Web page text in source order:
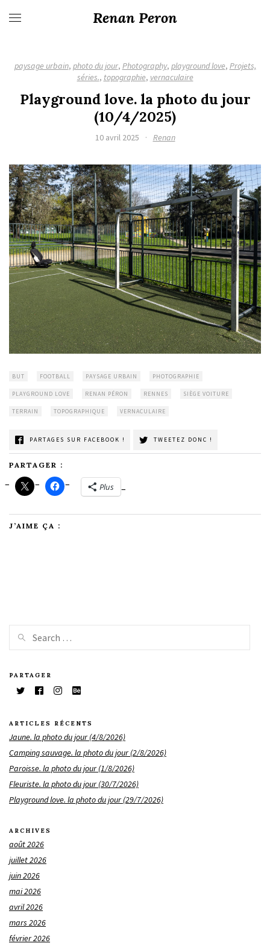
Renan Peron
paysage urbain, photo du jour, Photography, playground love, Projets,
séries., topographie, vernaculaire
Playground love. la photo du jour
(10/4/2025)
10 avril 2025 · Renan
BUT FOOTBALL PAYSAGE URBAIN PHOTOGRAPHIE
PLAYGROUND LOVE RENAN PÉRON RENNES SIÈGE VOITURE
TERRAIN TOPOGRAPHIQUE VERNACULAIRE
PARTAGES SUR FACEBOOK ! TWEETEZ DONC !
PARTAGER :
Plus
J’AIME ÇA :
PARTAGER
ARTICLES RÉCENTS
Jaune. la photo du jour (4/8/2026)
Camping sauvage. la photo du jour (2/8/2026)
Paroisse. la photo du jour (1/8/2026)
Fleuriste. la photo du jour (30/7/2026)
Playground love. la photo du jour (29/7/2026)
ARCHIVES
août 2026
juillet 2026
juin 2026
mai 2026
avril 2026
mars 2026
février 2026